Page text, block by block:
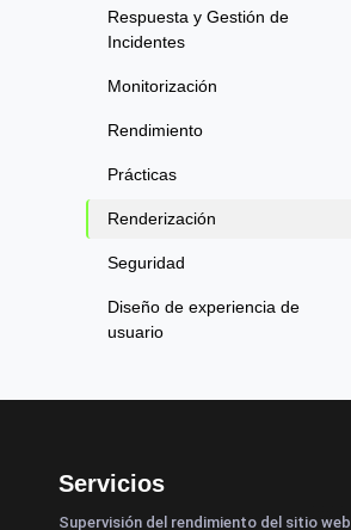
Respuesta y Gestión de
Incidentes
Monitorización
Rendimiento
Prácticas
Renderización
Seguridad
Diseño de experiencia de
usuario
Servicios
Supervisión del rendimiento del sitio web